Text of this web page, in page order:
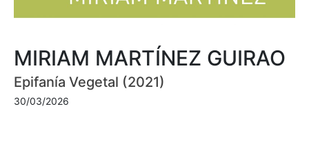
MIRIAM MARTÍNEZ GUIRAO
Epifanía Vegetal (2021)
30/03/2026